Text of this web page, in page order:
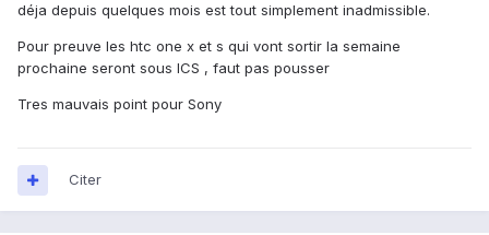
déja depuis quelques mois est tout simplement inadmissible.
Pour preuve les htc one x et s qui vont sortir la semaine
prochaine seront sous ICS , faut pas pousser
Tres mauvais point pour Sony
Citer